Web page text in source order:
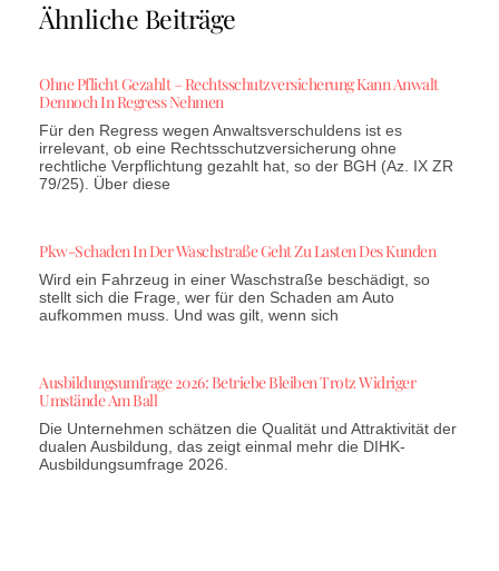
Ähnliche Beiträge
Ohne Pflicht Gezahlt – Rechtsschutzversicherung Kann Anwalt
Dennoch In Regress Nehmen
Für den Regress wegen Anwaltsverschuldens ist es
irrelevant, ob eine Rechtsschutzversicherung ohne
rechtliche Verpflichtung gezahlt hat, so der BGH (Az. IX ZR
79/25). Über diese
Pkw-Schaden In Der Waschstraße Geht Zu Lasten Des Kunden
Wird ein Fahrzeug in einer Waschstraße beschädigt, so
stellt sich die Frage, wer für den Schaden am Auto
aufkommen muss. Und was gilt, wenn sich
Ausbildungsumfrage 2026: Betriebe Bleiben Trotz Widriger
Umstände Am Ball
Die Unternehmen schätzen die Qualität und Attraktivität der
dualen Ausbildung, das zeigt einmal mehr die DIHK-
Ausbildungsumfrage 2026.